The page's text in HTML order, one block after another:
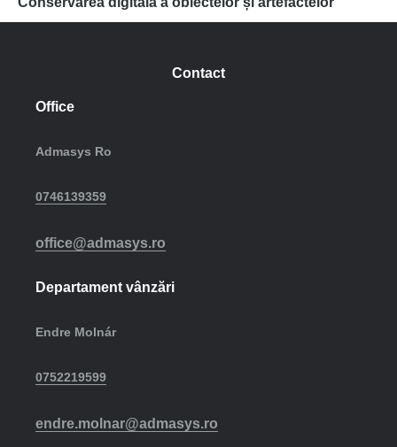
Contact
Office
Admasys Ro
0746139359
office@admasys.ro
Departament vânzări
Endre Molnár
0752219599
endre.molnar@admasys.ro